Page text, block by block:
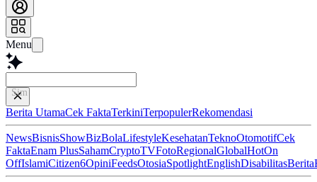
Menu
Simpulkan Ar
Berita UtamaCek FaktaTerkiniTerpopulerRekomendasi
NewsBisnisShowBizBolaLifestyleKesehatanTeknoOtomotifCek
FaktaEnam PlusSahamCryptoTVFotoRegionalGlobalHotOn
OffIslamiCitizen6OpiniFeedsOtosiaSpotlightEnglishDisabilitasBerita